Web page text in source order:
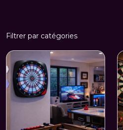
Filtrer par catégories